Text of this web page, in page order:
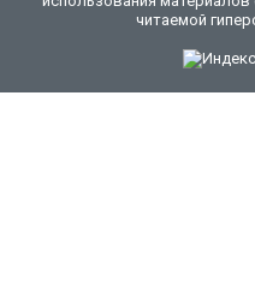
читаемой